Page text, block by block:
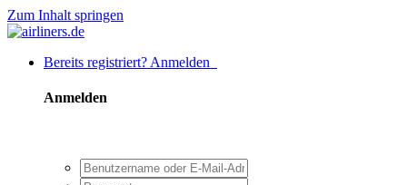
Zum Inhalt springen
Bereits registriert? Anmelden
Anmelden